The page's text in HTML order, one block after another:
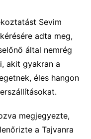
Sevim
adta meg,
által nemrég
akit gyakran a
éles hangon
megjegyezte,
a Tajvanra